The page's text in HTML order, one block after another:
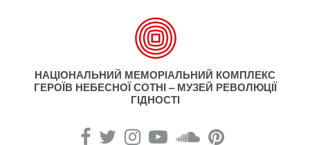
НАЦІОНАЛЬНИЙ МЕМОРІАЛЬНИЙ КОМПЛЕКС
ГЕРОЇВ НЕБЕСНОЇ СОТНІ – МУЗЕЙ РЕВОЛЮЦІЇ
ГІДНОСТІ